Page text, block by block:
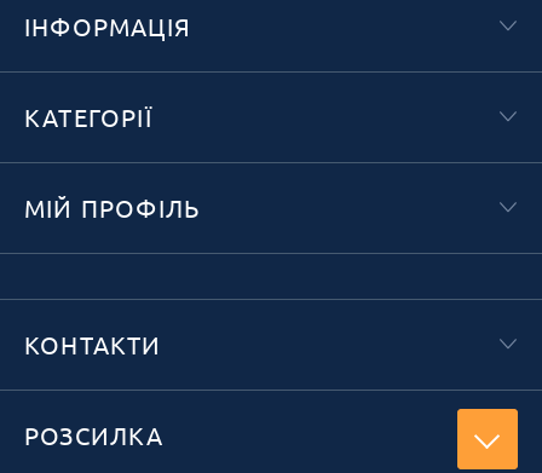
ІНФОРМАЦІЯ
КАТЕГОРІЇ
МІЙ ПРОФІЛЬ
КОНТАКТИ
РОЗСИЛКА